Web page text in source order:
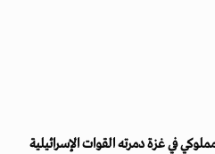
في غزة دمرته القوات الإسرائيلية